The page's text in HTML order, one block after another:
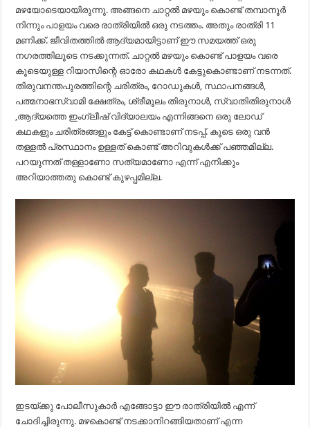
മഴയോടെയായിരുന്നു. അങ്ങനെ ചാറ്റൽ മഴയും കൊണ്ട് തമ്പാനൂർ
നിന്നും പാളയം വരെ രാത്രിയിൽ ഒരു നടത്തം. അതും രാത്രി 11
മണിക്ക്. ജീവിതത്തിൽ ആദ്യമായിട്ടാണ് ഈ സമയത്ത് ഒരു
നഗരത്തിലൂടെ നടക്കുന്നത്. ചാറ്റൽ മഴയും കൊണ്ട് പാളയം വരെ
കൂടെയുള്ള റിയാസിന്റെ ഓരോ കഥകൾ കേട്ടുകൊണ്ടാണ് നടന്നത്.
തിരുവനന്തപുരത്തിന്റെ ചരിത്രം, റോഡുകൾ, സ്ഥാപനങ്ങൾ,
പത്മനാഭസ്വാമി ക്ഷേത്രം, ശ്രീമൂലം തിരുനാൾ, സ്വാതിതിരുനാൾ
,ആദ്യത്തെ ഇംഗ്ലീഷ് വിദ്യാലയം എന്നിങ്ങനെ ഒരു ലോഡ്
കഥകളും ചരിത്രങ്ങളും കേട്ട് കൊണ്ടാണ് നടപ്പ്. കൂടെ ഒരു വൻ
തള്ളൽ പ്രസ്ഥാനം ഉള്ളത് കൊണ്ട് അറിവുകൾക്ക് പഞ്ഞമില്ല.
പറയുന്നത് തള്ളാണോ സത്യമാണോ എന്ന് എനിക്കും
അറിയാത്തതു കൊണ്ട് കുഴപ്പമില്ല.
ഇടയ്ക്കു പോലീസുകാർ എങ്ങോട്ടാ ഈ രാത്രിയിൽ എന്ന്
ചോദിച്ചിരുന്നു. മഴകൊണ്ട് നടക്കാനിറങ്ങിയതാണ് എന്ന